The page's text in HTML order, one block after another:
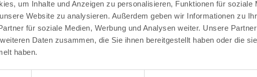
um Inhalte und Anzeigen zu personalisieren, Funktionen für soziale
Website zu analysieren. Außerdem geben wir Informationen zu
für soziale Medien, Werbung und Analysen weiter. Unsere
Daten zusammen, die Sie ihnen bereitgestellt haben oder die
haben.